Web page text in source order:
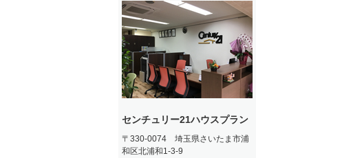
センチュリー21ハウスプラン
〒330-0074 埼玉県さいたま市浦
和区北浦和1-3-9